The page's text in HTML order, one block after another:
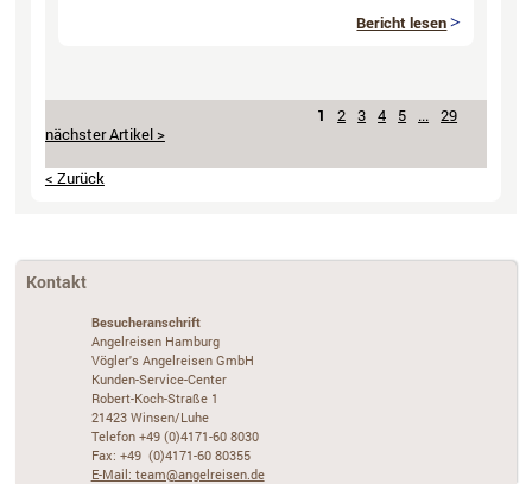
Bericht lesen
1 2 3 4 5 ... 29
< Zurück
Kontakt
Besucheranschrift
Angelreisen Hamburg
Vögler's Angelreisen GmbH
Kunden-Service-Center
Robert-Koch-Straße 1
21423 Winsen/Luhe
Telefon +49 (0)4171-60 8030
Fax: +49 (0)4171-60 80355
E-Mail: team@angelreisen.de